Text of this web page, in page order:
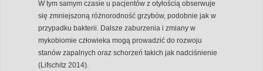
W tym samym czasie u pacjentów z otyłością obserwuje
się zmniejszoną różnorodność grzybów, podobnie jak w
przypadku bakterii. Dalsze zaburzenia i zmiany w
mykobiomie człowieka mogą prowadzić do rozwoju
stanów zapalnych oraz schorzeń takich jak nadciśnienie
(Lifschitz 2014).